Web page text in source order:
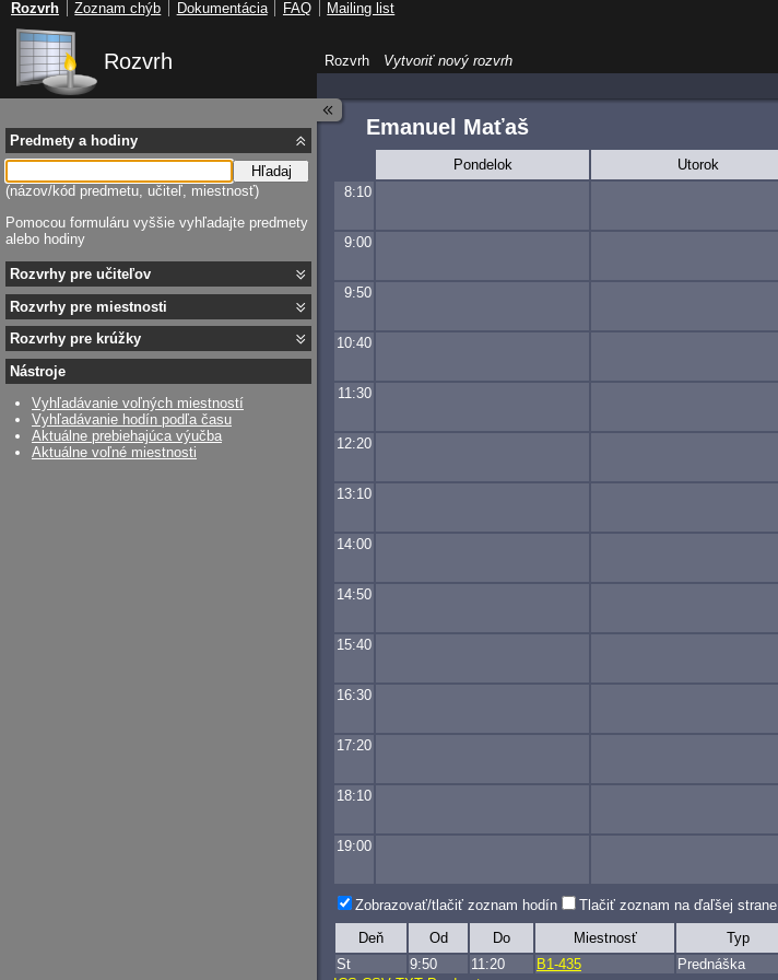
Rozvrh
Emanuel Maťaš
Pondelok Utorok
8:10
9:00
9:50
10:40
11:30
12:20
13:10
14:00
14:50
15:40
16:30
17:20
18:10
19:00
Zobrazovať/tlačiť zoznam hodín Tlačiť zoznam na ďaľšej strane
Deň Od Do Miestnosť Typ
St
9:50 11:20 B1-435 Prednáška
Predmety a hodiny
Hľadaj
(názov/kód predmetu, učiteľ, miestnosť)
Pomocou formuláru vyššie vyhľadajte predmety
alebo hodiny
Rozvrhy pre učiteľov
Rozvrhy pre miestnosti
Rozvrhy pre krúžky
Nástroje
Vyhľadávanie voľných miestností
Vyhľadávanie hodín podľa času
Aktuálne prebiehajúca výučba
Aktuálne voľné miestnosti
Rozvrh
Vytvoriť nový rozvrh
Rozvrh Zoznam chýb Dokumentácia FAQ Mailing list